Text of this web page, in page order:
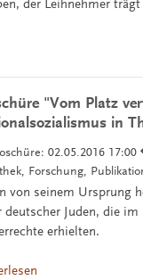
der Leihnehmer
"Vom Platz
in
02.05.2016 17:00
Forschung,
von seinem Ursprung
deutscher Juden, die
erhielten.